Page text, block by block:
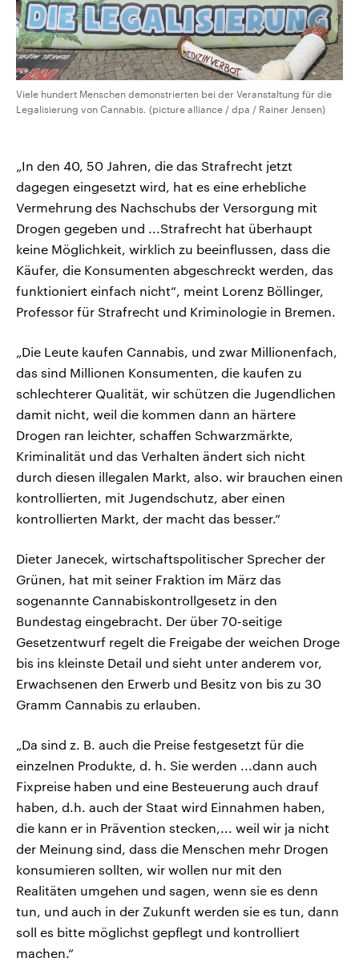
Viele hundert Menschen demonstrierten bei der Veranstaltung für die
Legalisierung von Cannabis. (picture alliance / dpa / Rainer Jensen)
„In den 40, 50 Jahren, die das Strafrecht jetzt
dagegen eingesetzt wird, hat es eine erhebliche
Vermehrung des Nachschubs der Versorgung mit
Drogen gegeben und ...Strafrecht hat überhaupt
keine Möglichkeit, wirklich zu beeinflussen, dass die
Käufer, die Konsumenten abgeschreckt werden, das
funktioniert einfach nicht“, meint Lorenz Böllinger,
Professor für Strafrecht und Kriminologie in Bremen.
„Die Leute kaufen Cannabis, und zwar Millionenfach,
das sind Millionen Konsumenten, die kaufen zu
schlechterer Qualität, wir schützen die Jugendlichen
damit nicht, weil die kommen dann an härtere
Drogen ran leichter, schaffen Schwarzmärkte,
Kriminalität und das Verhalten ändert sich nicht
durch diesen illegalen Markt, also. wir brauchen einen
kontrollierten, mit Jugendschutz, aber einen
kontrollierten Markt, der macht das besser.“
Dieter Janecek, wirtschaftspolitischer Sprecher der
Grünen, hat mit seiner Fraktion im März das
sogenannte Cannabiskontrollgesetz in den
Bundestag eingebracht. Der über 70-seitige
Gesetzentwurf regelt die Freigabe der weichen Droge
bis ins kleinste Detail und sieht unter anderem vor,
Erwachsenen den Erwerb und Besitz von bis zu 30
Gramm Cannabis zu erlauben.
„Da sind z. B. auch die Preise festgesetzt für die
einzelnen Produkte, d. h. Sie werden ...dann auch
Fixpreise haben und eine Besteuerung auch drauf
haben, d.h. auch der Staat wird Einnahmen haben,
die kann er in Prävention stecken,... weil wir ja nicht
der Meinung sind, dass die Menschen mehr Drogen
konsumieren sollten, wir wollen nur mit den
Realitäten umgehen und sagen, wenn sie es denn
tun, und auch in der Zukunft werden sie es tun, dann
soll es bitte möglichst gepflegt und kontrolliert
machen.“